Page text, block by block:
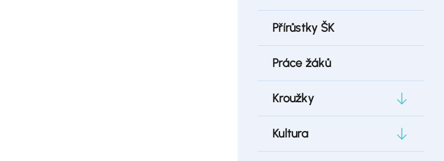
Přírůstky ŠK
Práce žáků
Kroužky
Kultura